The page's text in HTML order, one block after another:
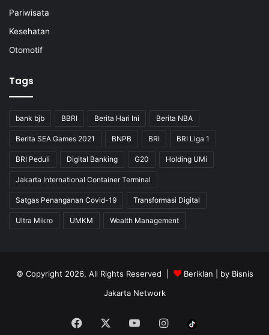
Pariwisata
Kesehatan
Otomotif
Tags
bank bjb BBRI Berita Hari Ini Berita NBA
Berita SEA Games 2021 BNPB BRI BRI Liga 1
BRI Peduli Digital Banking G20 Holding UMi
Jakarta International Container Terminal
Satgas Penanganan Covid-19 Transformasi Digital
Ultra Mikro UMKM Wealth Management
© Copyright 2026, All Rights Reserved | Beriklan | by Bisnis
Jakarta Network
Facebook YouTubeInstagram